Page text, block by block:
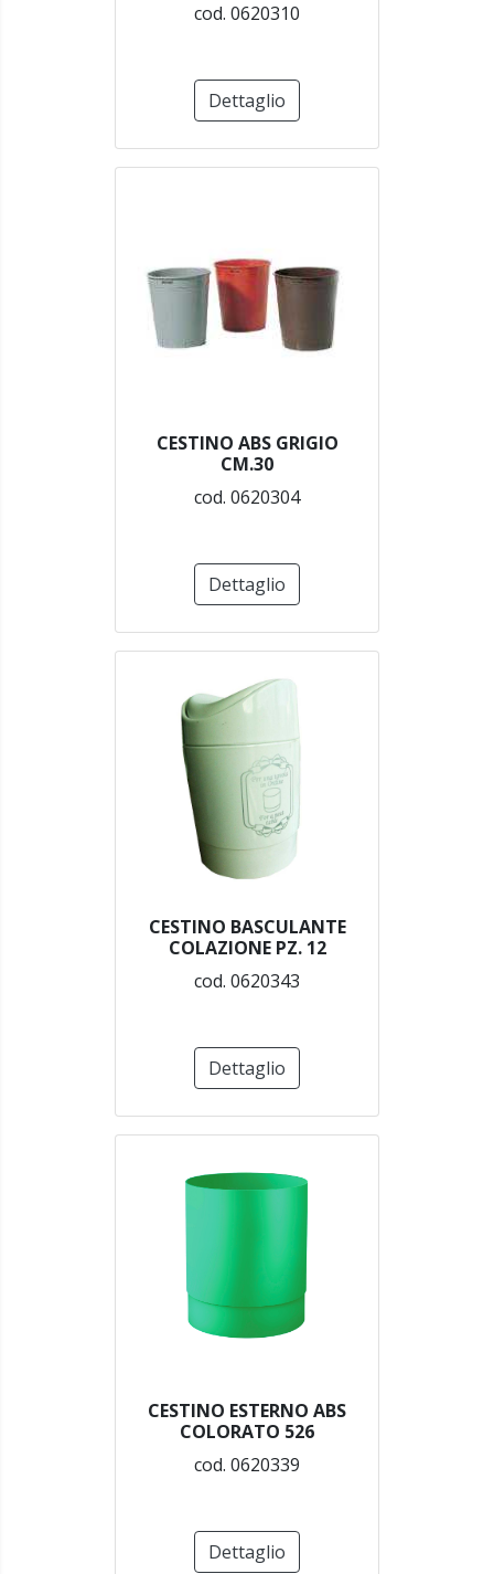
cod. 0620310
Dettaglio
CESTINO ABS GRIGIO
CM.30
cod. 0620304
Dettaglio
CESTINO BASCULANTE
COLAZIONE PZ. 12
cod. 0620343
Dettaglio
CESTINO ESTERNO ABS
COLORATO 526
cod. 0620339
Dettaglio